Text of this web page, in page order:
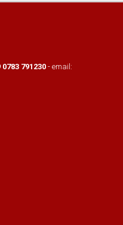
0783 791230 - email: